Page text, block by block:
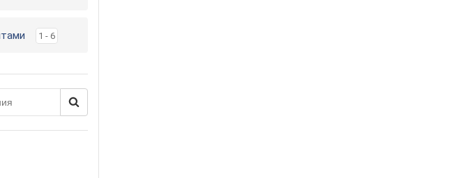
1 - 6